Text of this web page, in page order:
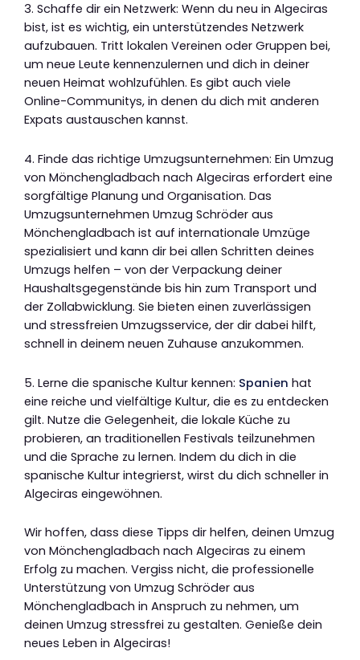
3. Schaffe dir ein Netzwerk: Wenn du neu in Algeciras
bist, ist es wichtig, ein unterstützendes Netzwerk
aufzubauen. Tritt lokalen Vereinen oder Gruppen bei,
um neue Leute kennenzulernen und dich in deiner
neuen Heimat wohlzufühlen. Es gibt auch viele
Online-Communitys, in denen du dich mit anderen
Expats austauschen kannst.
4. Finde das richtige Umzugsunternehmen: Ein Umzug
von Mönchengladbach nach Algeciras erfordert eine
sorgfältige Planung und Organisation. Das
Umzugsunternehmen Umzug Schröder aus
Mönchengladbach ist auf internationale Umzüge
spezialisiert und kann dir bei allen Schritten deines
Umzugs helfen – von der Verpackung deiner
Haushaltsgegenstände bis hin zum Transport und
der Zollabwicklung. Sie bieten einen zuverlässigen
und stressfreien Umzugsservice, der dir dabei hilft,
schnell in deinem neuen Zuhause anzukommen.
5. Lerne die spanische Kultur kennen: Spanien hat
eine reiche und vielfältige Kultur, die es zu entdecken
gilt. Nutze die Gelegenheit, die lokale Küche zu
probieren, an traditionellen Festivals teilzunehmen
und die Sprache zu lernen. Indem du dich in die
spanische Kultur integrierst, wirst du dich schneller in
Algeciras eingewöhnen.
Wir hoffen, dass diese Tipps dir helfen, deinen Umzug
von Mönchengladbach nach Algeciras zu einem
Erfolg zu machen. Vergiss nicht, die professionelle
Unterstützung von Umzug Schröder aus
Mönchengladbach in Anspruch zu nehmen, um
deinen Umzug stressfrei zu gestalten. Genieße dein
neues Leben in Algeciras!